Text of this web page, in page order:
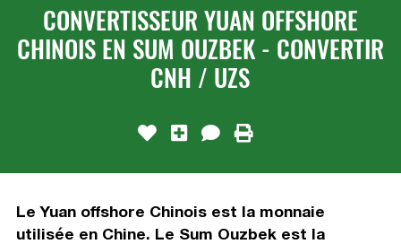
CONVERTISSEUR YUAN OFFSHORE
CHINOIS EN SUM OUZBEK - CONVERTIR
CNH / UZS
Le Yuan offshore Chinois est la monnaie
utilisée en Chine. Le Sum Ouzbek est la